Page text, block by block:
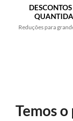
Reduções para
Temos